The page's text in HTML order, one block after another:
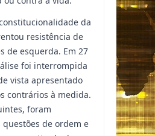
da
resistência de
de esquerda. Em 27
foi interrompida
vista apresentado
contrários à medida.
foram
de ordem e